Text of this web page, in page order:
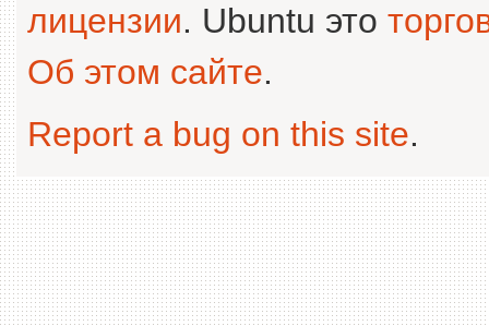
лицензии. Ubuntu это
Об этом сайте.
Report a bug on this site.